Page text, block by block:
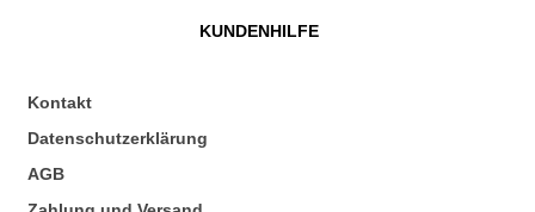
KUNDENHILFE
Kontakt
Datenschutzerklärung
AGB